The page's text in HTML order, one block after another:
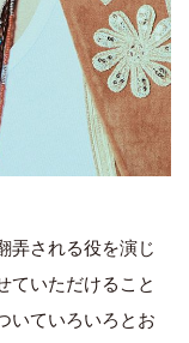
弄される役を演じ
ていただけること
いていろいろとお